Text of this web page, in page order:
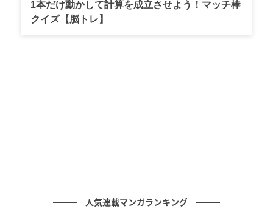
1本だけ動かして計算を成立させよう！マッチ棒
クイズ【脳トレ】
人気連載マンガランキング